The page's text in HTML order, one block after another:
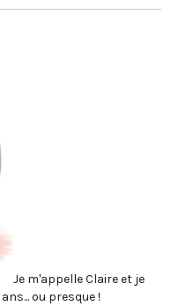
Je m'appelle Claire et je
ou presque !